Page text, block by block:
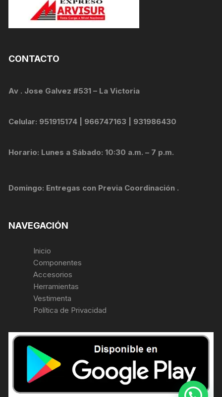
CONTACTO
Av . Jose Galvez #531 – La Victoria
Celular: 951915174 | 966747163 | 931986430
Horario: Lunes a Sábado: 10:30 a.m. – 7 p.m.
Domingo: Entregas con Previa Coordinación .
NAVEGACIÓN
Inicio
Componentes
Accesorios
Herramientas
Vestimenta
Política de Privacidad